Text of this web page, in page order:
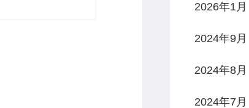
2026年1月
2024年9月
2024年8月
2024年7月